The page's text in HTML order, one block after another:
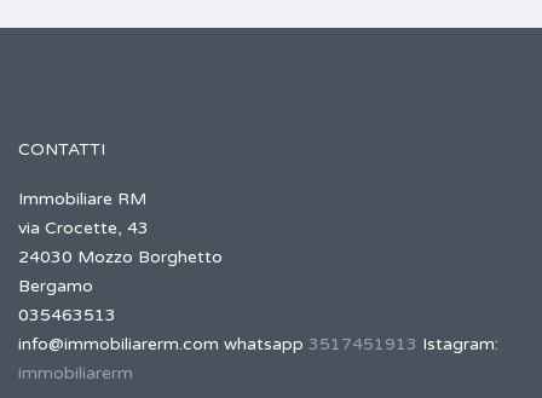
CONTATTI
Immobiliare RM
via Crocette, 43
24030 Mozzo Borghetto
Bergamo
035463513
info@immobiliarerm.com whatsapp 3517451913 Istagram:
immobiliarerm